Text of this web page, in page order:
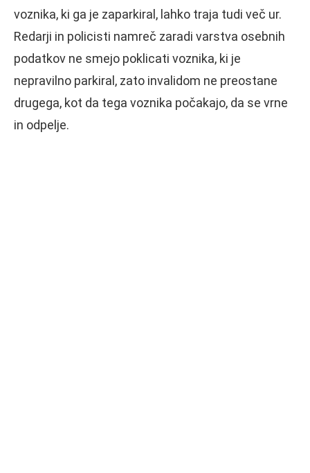
voznika, ki ga je zaparkiral, lahko traja tudi več ur.
Redarji in policisti namreč zaradi varstva osebnih
podatkov ne smejo poklicati voznika, ki je
nepravilno parkiral, zato invalidom ne preostane
drugega, kot da tega voznika počakajo, da se vrne
in odpelje.